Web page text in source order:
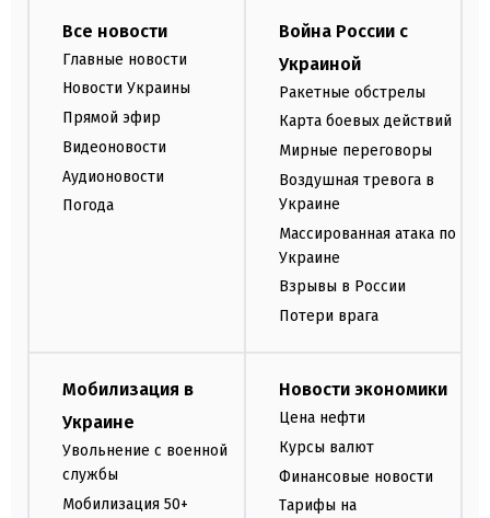
Все новости
Главные новости
Новости Украины
Прямой эфир
Видеоновости
Аудионовости
Погода
Война России с
Украиной
Ракетные обстрелы
Карта боевых действий
Мирные переговоры
Воздушная тревога в
Украине
Массированная атака по
Украине
Взрывы в России
Потери врага
Мобилизация в
Украине
Увольнение с военной
службы
Мобилизация 50+
Новости экономики
Цена нефти
Курсы валют
Финансовые новости
Тарифы на